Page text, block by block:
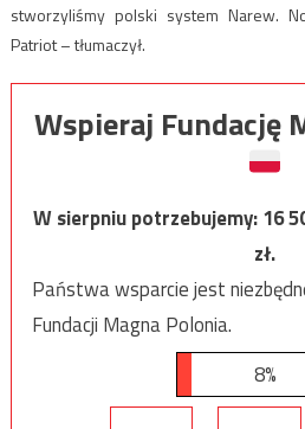
stworzyliśmy polski system Narew.
Patriot – tłumaczył.
Wspieraj Fundację
W sierpniu potrzebujemy:16
zł.
Państwa wsparcie jest
Fundacji Magna Polonia.
8%